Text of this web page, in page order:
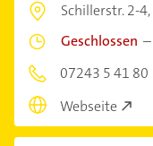
Schillerstr. 2-4,
Geschlossen –
07243 5 41 80
Webseite